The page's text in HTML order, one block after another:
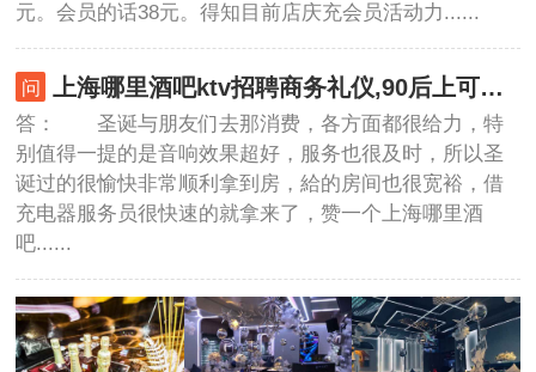
元。会员的话38元。得知目前店庆充会员活动力......
上海哪里酒吧ktv招聘商务礼仪,90后上可以做夜场招聘_
答： 圣诞与朋友们去那消费，各方面都很给力，特
别值得一提的是音响效果超好，服务也很及时，所以圣
诞过的很愉快非常顺利拿到房，給的房间也很宽裕，借
充电器服务员很快速的就拿来了，赞一个上海哪里酒
吧......